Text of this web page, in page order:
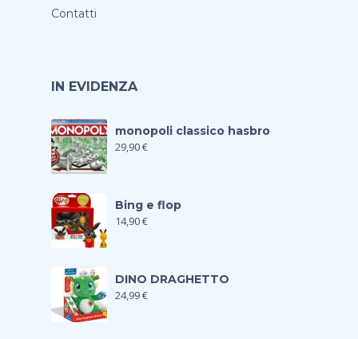
Contatti
IN EVIDENZA
monopoli classico hasbro
29,90€
Bing e flop
14,90€
DINO DRAGHETTO
24,99€